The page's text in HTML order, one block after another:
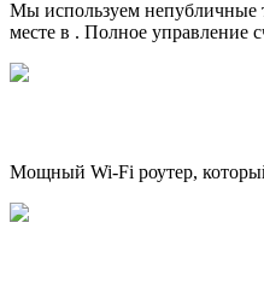
Мы используем непубличные
месте в . Полное управление
Мощный Wi-Fi роутер,